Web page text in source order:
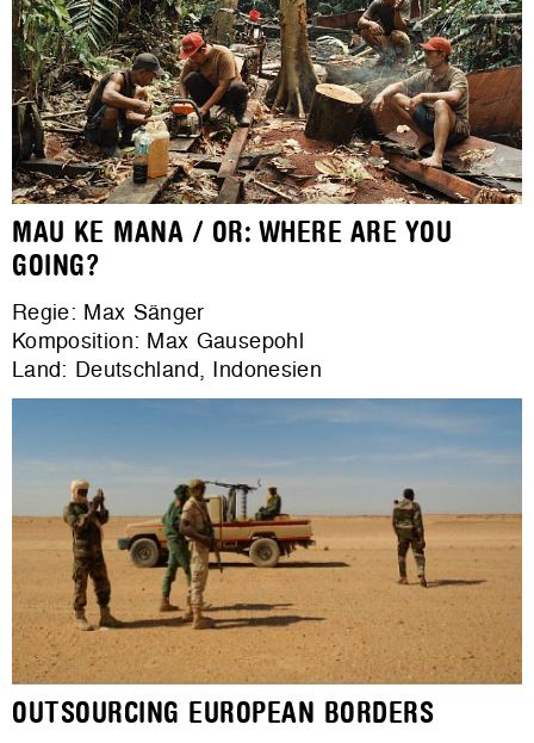
MAU KE MANA / OR: WHERE ARE YOU
GOING?
Regie: Max Sänger
Komposition: Max Gausepohl
Land: Deutschland, Indonesien
OUTSOURCING EUROPEAN BORDERS